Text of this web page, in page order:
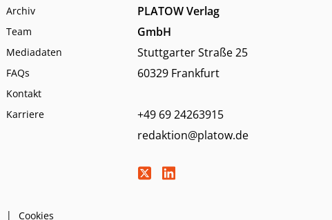
Archiv
Team
Mediadaten
FAQs
Kontakt
Karriere
PLATOW Verlag
GmbH
Stuttgarter Straße 25
60329 Frankfurt
+49 69 24263915
redaktion@platow.de
Cookies